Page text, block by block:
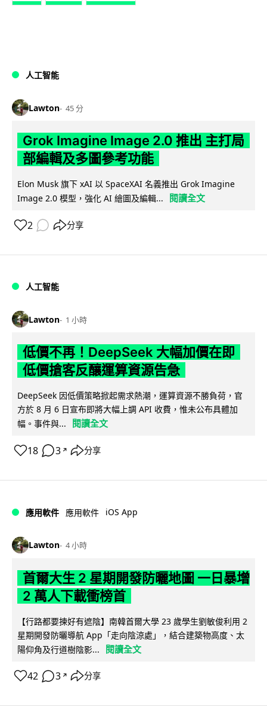
人工智能
Lawton 45 分
Grok Imagine Image 2.0 推出 主打局
部編輯及多圖參考功能
Elon Musk 旗下 xAI 以 SpaceXAI 名義推出 Grok Imagine
Image 2.0 模型，強化 AI 繪圖及編輯...
閱讀全文
2 分享
人工智能
Lawton 1 小時
低價不再！DeepSeek 大幅加價在即
低價搶客反釀運算資源告急
DeepSeek 因低價策略掀起需求熱潮，運算資源不勝負荷，官
方於 8 月 6 日宣布即將大幅上調 API 收費，惟未公布具體加
幅。事件與...
閱讀全文
18 3 ↗ 分享
應用軟件 應用軟件 iOS App
Lawton 4 小時
首爾大生 2 星期開發防曬地圖 一日暴增
2 萬人下載衝榜首
【行路都要揀好有遮陰】南韓首爾大學 23 歲學生劉敏俊利用 2
星期開發防曬導航 App「走向陰涼處」，結合建築物高度、太
陽仰角及行道樹陰影...
閱讀全文
42 3 ↗ 分享